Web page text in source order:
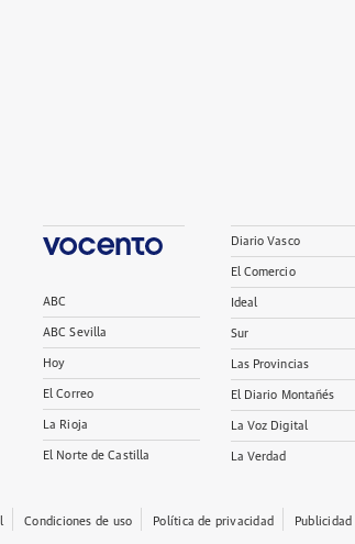
ABC
ABC Sevilla
Hoy
El Correo
La Rioja
El Norte de Castilla
Diario Vasco
El Comercio
Ideal
Sur
Las Provincias
El Diario Montañés
La Voz Digital
La Verdad
Condiciones de uso Política de privacidad Publicidad